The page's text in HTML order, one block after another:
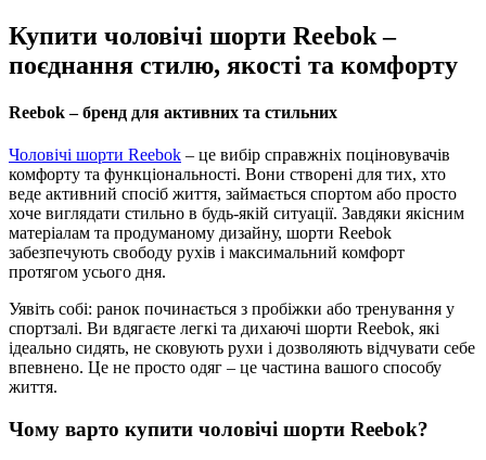
Купити чоловічі шорти Reebok –
поєднання стилю, якості та комфорту
Reebok – бренд для активних та стильних
Чоловічі шорти Reebok – це вибір справжніх поціновувачів
комфорту та функціональності. Вони створені для тих, хто
веде активний спосіб життя, займається спортом або просто
хоче виглядати стильно в будь-якій ситуації. Завдяки якісним
матеріалам та продуманому дизайну, шорти Reebok
забезпечують свободу рухів і максимальний комфорт
протягом усього дня.
Уявіть собі: ранок починається з пробіжки або тренування у
спортзалі. Ви вдягаєте легкі та дихаючі шорти Reebok, які
ідеально сидять, не сковують рухи і дозволяють відчувати себе
впевнено. Це не просто одяг – це частина вашого способу
життя.
Чому варто купити чоловічі шорти Reebok?